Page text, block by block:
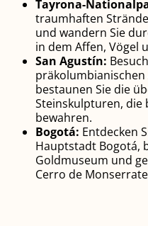
Tayrona-
traumhaften
und wandern Sie
in dem Affen, Vögel
San Agustín:
bestaunen Sie die
Steinskulpturen, die
bewahren.
Bogotá: Entdecken
Hauptstadt Bogotá,
Goldmuseum und
Cerro de